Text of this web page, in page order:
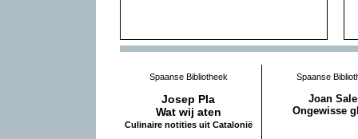
Spaanse Bibliotheek Spaanse
Josep Pla
Wat wij aten
Culinaire notities uit Catalonië
Joan
Ongewisse